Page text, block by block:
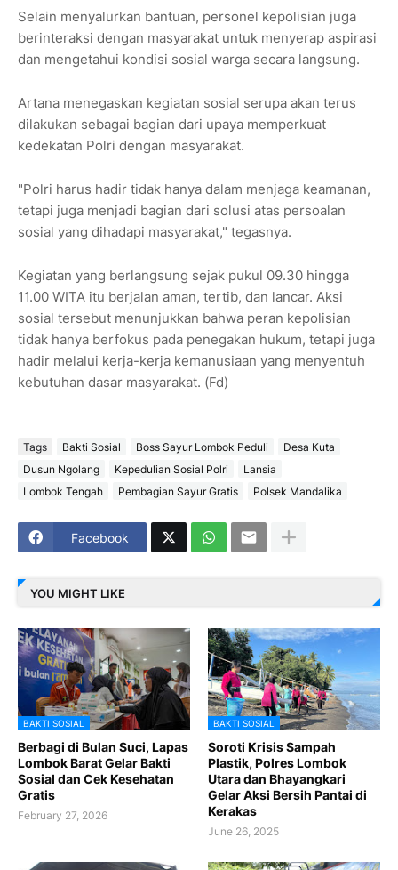
Selain menyalurkan bantuan, personel kepolisian juga
berinteraksi dengan masyarakat untuk menyerap aspirasi
dan mengetahui kondisi sosial warga secara langsung.
Artana menegaskan kegiatan sosial serupa akan terus
dilakukan sebagai bagian dari upaya memperkuat
kedekatan Polri dengan masyarakat.
"Polri harus hadir tidak hanya dalam menjaga keamanan,
tetapi juga menjadi bagian dari solusi atas persoalan
sosial yang dihadapi masyarakat," tegasnya.
Kegiatan yang berlangsung sejak pukul 09.30 hingga
11.00 WITA itu berjalan aman, tertib, dan lancar. Aksi
sosial tersebut menunjukkan bahwa peran kepolisian
tidak hanya berfokus pada penegakan hukum, tetapi juga
hadir melalui kerja-kerja kemanusiaan yang menyentuh
kebutuhan dasar masyarakat. (Fd)
Tags Bakti Sosial Boss Sayur Lombok Peduli
Desa Kuta
Dusun Ngolang
Kepedulian Sosial Polri
Lansia
Lombok Tengah
Pembagian Sayur Gratis Polsek Mandalika
Facebook
YOU MIGHT LIKE
BAKTI SOSIAL
Berbagi di Bulan Suci, Lapas
Lombok Barat Gelar Bakti
Sosial dan Cek Kesehatan
Gratis
February 27, 2026
BAKTI SOSIAL
Soroti Krisis Sampah
Plastik, Polres Lombok
Utara dan Bhayangkari
Gelar Aksi Bersih Pantai di
Kerakas
June 26, 2025